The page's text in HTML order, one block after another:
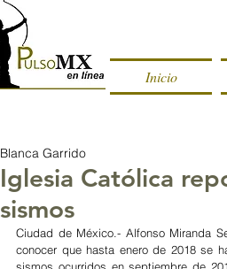
Inicio
Iglesia Católica
sismos
Blanca Garrido
Ciudad de México.- Alfonso Miranda
conocer que hasta enero de 2018 se